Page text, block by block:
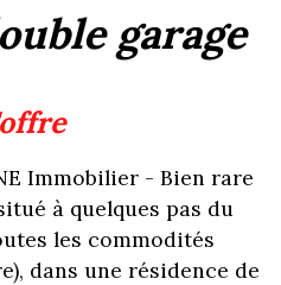
garage
Immobilier - Bien rare
à quelques pas du
les commodités
dans une résidence de